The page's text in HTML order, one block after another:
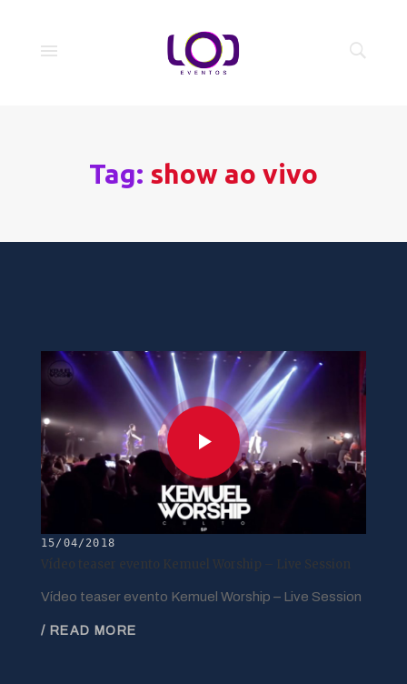
Tag: show ao vivo
15/04/2018
Vídeo teaser evento Kemuel Worship – Live Session
Vídeo teaser evento Kemuel Worship – Live Session
/ READ MORE